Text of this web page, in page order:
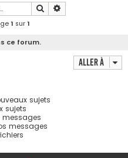
Rechercher
1 sur1
ce forum.
Aller à
sujets
sujets
messages